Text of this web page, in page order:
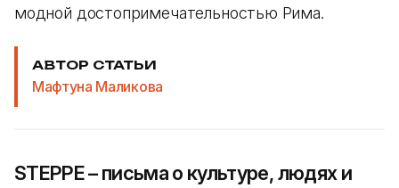
модной достопримечательностью Рима.
АВТОР СТАТЬИ
Мафтуна Маликова
STEPPE – письма о культуре, людях и